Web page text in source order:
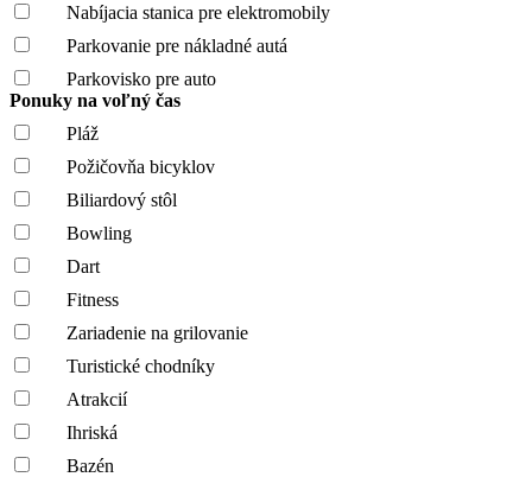
Nabíjacia stanica pre elektromobily
Parkovanie pre nákladné autá
Parkovisko pre auto
Ponuky na voľný čas
Pláž
Požičovňa bicyklov
Biliardový stôl
Bowling
Dart
Fitness
Zariadenie na grilovanie
Turistické chodníky
Atrakcií
Ihriská
Bazén